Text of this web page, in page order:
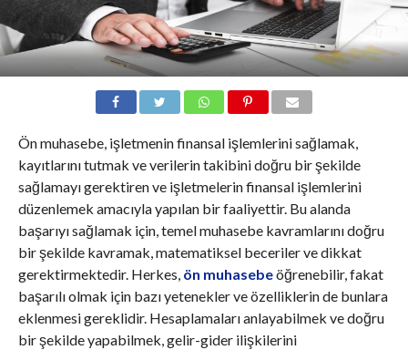
Ön muhasebe, işletmenin finansal işlemlerini sağlamak,
kayıtlarını tutmak ve verilerin takibini doğru bir şekilde
sağlamayı gerektiren ve işletmelerin finansal işlemlerini
düzenlemek amacıyla yapılan bir faaliyettir. Bu alanda
başarıyı sağlamak için, temel muhasebe kavramlarını doğru
bir şekilde kavramak, matematiksel beceriler ve dikkat
gerektirmektedir. Herkes, ön muhasebeöğrenebilir, fakat
başarılı olmak için bazı yetenekler ve özelliklerin de bunlara
eklenmesi gereklidir. Hesaplamaları anlayabilmek ve doğru
bir şekilde yapabilmek, gelir-gider ilişkilerini